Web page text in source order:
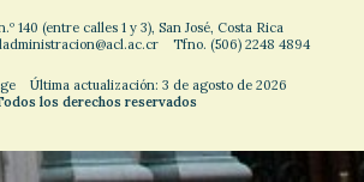
140 (entre calles 1 y 3), San José, Costa Rica
Tfno. (506) 2248 4894
Última actualización: 3 de agosto de 2026
los derechos reservados